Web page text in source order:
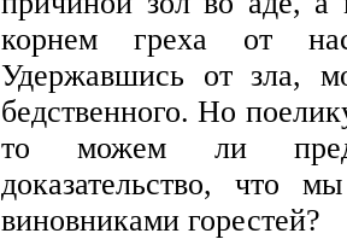
корнем греха от
Удержавшись от зла,
бедственного. Но
то можем ли
доказательство, что
виновниками горестей?